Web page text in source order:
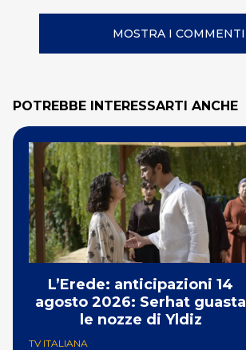
MOSTRA I COMMENTI
POTREBBE INTERESSARTI ANCHE
L’Erede: anticipazioni 14
agosto 2026: Serhat guasta
le nozze di Yldiz
TV ITALIANA